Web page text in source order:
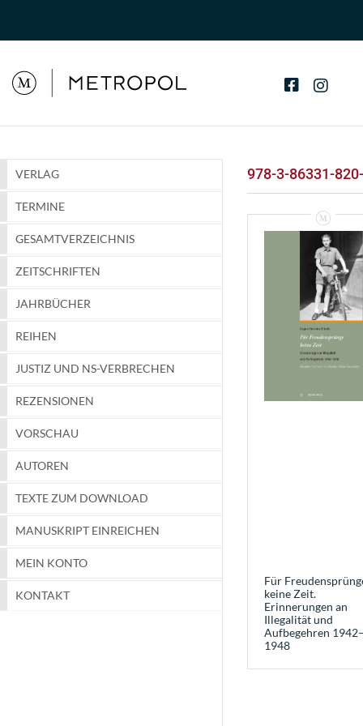
VERLAG
TERMINE
GESAMTVERZEICHNIS
ZEITSCHRIFTEN
JAHRBÜCHER
REIHEN
JUSTIZ UND NS-VERBRECHEN
REZENSIONEN
VORSCHAU
AUTOREN
TEXTE ZUM DOWNLOAD
MANUSKRIPT EINREICHEN
MEIN KONTO
KONTAKT
978-3-86331-
Für
keine Zeit.
Erinnerungen an
Illegalität und
Aufbegehren
1948